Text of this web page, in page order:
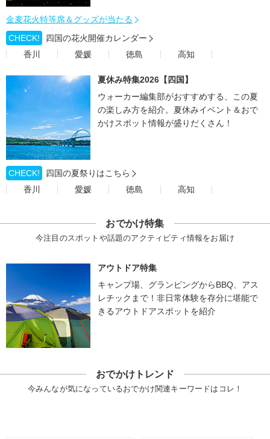
金麦花火特等席＆グッズが当たる
CHECK!
四国の花火開催カレンダー
香川
愛媛 徳島 高知
夏休み特集2026【四国】
ウォーカー編集部がおすすめする、この夏
の楽しみ方を紹介。夏休みイベント＆おで
かけスポット情報が盛りだくさん！
CHECK!
四国の夏祭りはこちら
香川
愛媛 徳島 高知
おでかけ特集
今注目のスポットや話題のアクティビティ情報をお届け
アウトドア特集
キャンプ場、グランピングからBBQ、アス
レチックまで！非日常体験を存分に堪能で
きるアウトドアスポットを紹介
おでかけトレンド
今みんなが気になっているおでかけ関連キーワードはコレ！